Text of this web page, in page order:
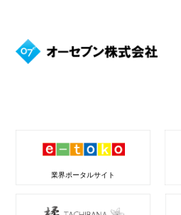
業界ポータルサイト